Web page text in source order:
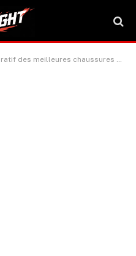
des meilleures chaussures de boxe pour 2025